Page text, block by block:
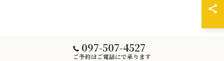
097-507-4527
ご予約はご電話にで承ります